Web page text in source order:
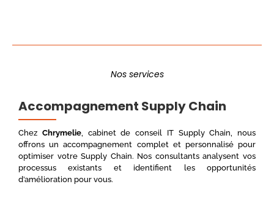
Nos services
Accompagnement Supply Chain
Chez Chrymelie, cabinet de conseil IT Supply Chain, nous
offrons un accompagnement complet et personnalisé pour
optimiser votre Supply Chain. Nos consultants analysent vos
processus existants et identifient les opportunités
d’amélioration pour vous.